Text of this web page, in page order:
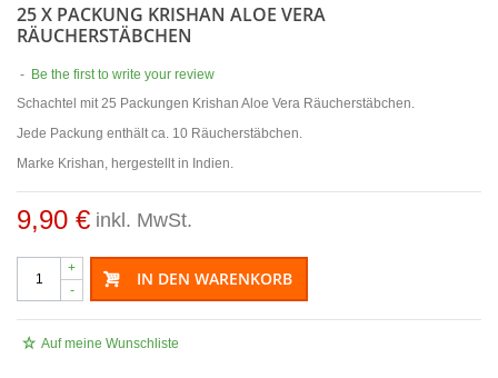
25 X PACKUNG KRISHAN ALOE VERA
RÄUCHERSTÄBCHEN
- Be the first to write your review
Schachtel mit 25 Packungen Krishan Aloe Vera Räucherstäbchen.
Jede Packung enthält ca. 10 Räucherstäbchen.
Marke Krishan, hergestellt in Indien.
9,90 € inkl. MwSt.
-
+ IN DEN WARENKORB
Auf meine Wunschliste